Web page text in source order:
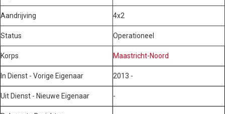
Aandrijving 4x2
Status Operationeel
Korps Maastricht-Noord
In Dienst - Vorige Eigenaar 2013 -
Uit Dienst - Nieuwe Eigenaar -